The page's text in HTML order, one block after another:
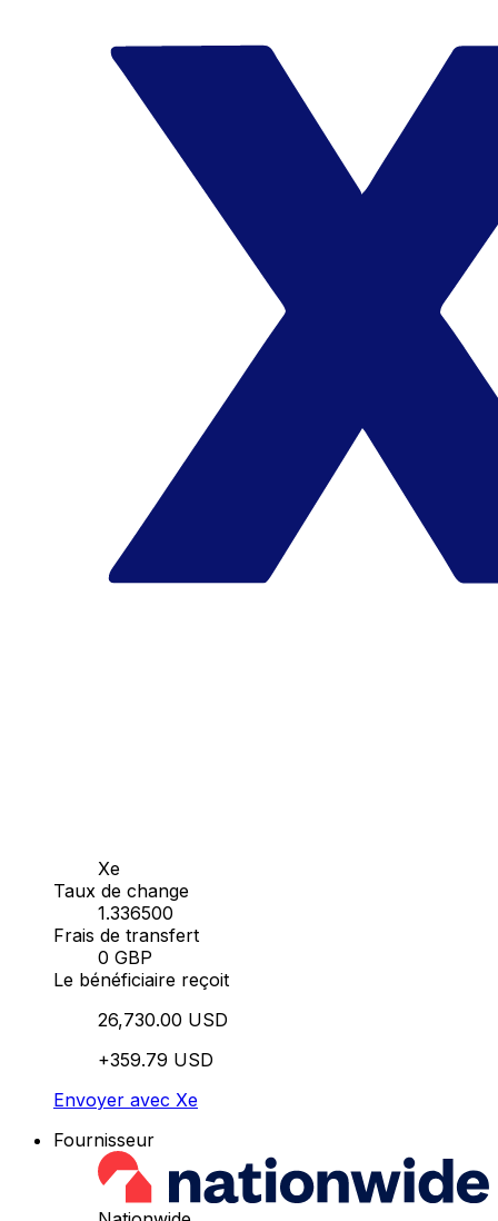
Xe
Taux de change
1.336500
Frais de transfert
0 GBP
Le bénéficiaire reçoit
26,730.00 USD
+359.79 USD
Envoyer avec Xe
Fournisseur